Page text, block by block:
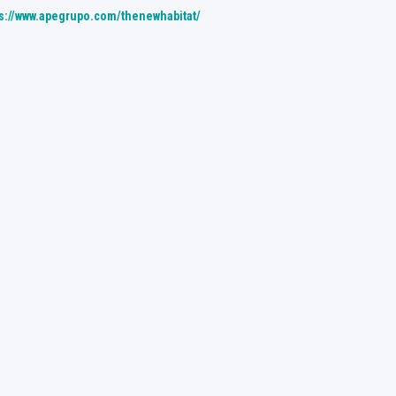
www.apegrupo.com/thenewhabitat/